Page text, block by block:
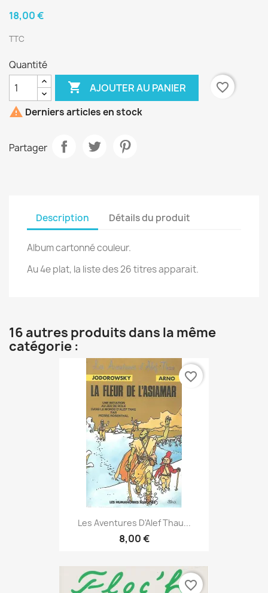
18,00 €
TTC
Quantité
 AJOUTER AU PANIER
favorite_border
 Derniers articles en stock
Partager
Description Détails du produit
Album cartonné couleur.
Au 4e plat, la liste des 26 titres apparait.
16 autres produits dans la même
catégorie :
Les Aventures D'Alef Thau...
8,00 €
favorite_border
favorite_border